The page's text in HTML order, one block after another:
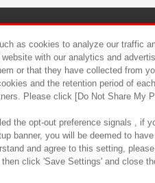
食品のご提供に
as cookies to analyze our traffic
with our analytics and
or that they have collected from
and the retention period of
Please click [Do Not Share My
the opt-out preference signals , if
banner, you will be deemed to
and agree to this setting,
click 'Save Settings' and close